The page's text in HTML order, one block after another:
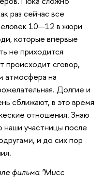
раз сейчас все
10—12 в жюри
которые впервые
не приходится
происходит сговор,
атмосфера на
Долгие и
сближают, в это время
отношения. Знаю
наши участницы после
и до сих пор
фильма "Мисс